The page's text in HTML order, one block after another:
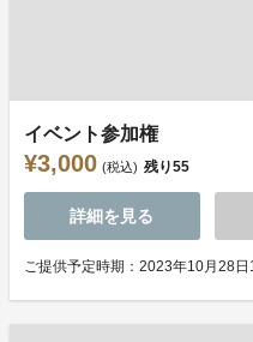
イベント参加権
¥3,000 (税込) 残り55
詳細を見る
ご提供予定時期：2023年10月28